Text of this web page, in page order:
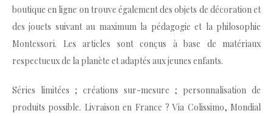
boutique en ligne on trouve également des objets de décoration et
des jouets suivant au maximum la pédagogie et la philosophie
Montessori. Les articles sont conçus à base de matériaux
respectueux de la planète et adaptés aux jeunes enfants.
Séries limitées ; créations sur-mesure ; personnalisation de
produits possible. Livraison en France ? Via Colissimo, Mondial